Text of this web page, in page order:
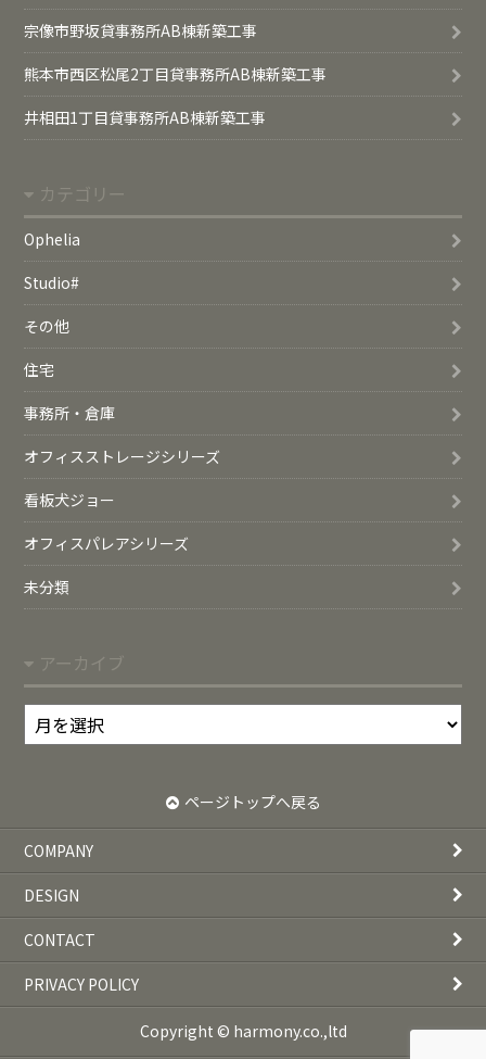
宗像市野坂貸事務所AB棟新築工事
熊本市西区松尾2丁目貸事務所AB棟新築工事
井相田1丁目貸事務所AB棟新築工事
カテゴリー
Ophelia
Studio#
その他
住宅
事務所・倉庫
オフィスストレージシリーズ
看板犬ジョー
オフィスパレアシリーズ
未分類
アーカイブ
ア
ー
ブ
ページトップへ戻る
COMPANY
DESIGN
CONTACT
PRIVACY POLICY
Copyright © harmony.co.,ltd